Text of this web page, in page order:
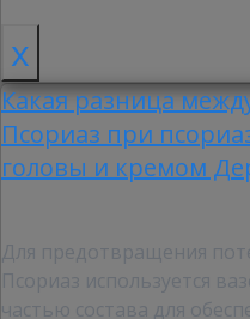
x
Какая разница
Псориаз при
головы и кремом
Для предотвращения
Псориаз используется
частью состава для